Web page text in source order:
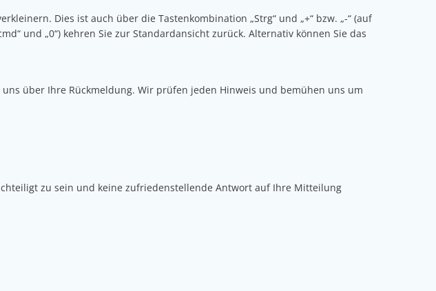
Dies ist auch über die Tastenkombination „Strg“ und „+“ bzw. „-“ (auf
und „0“) kehren Sie zur Standardansicht zurück. Alternativ können Sie das
über Ihre Rückmeldung. Wir prüfen jeden Hinweis und bemühen uns um
zu sein und keine zufriedenstellende Antwort auf Ihre Mitteilung